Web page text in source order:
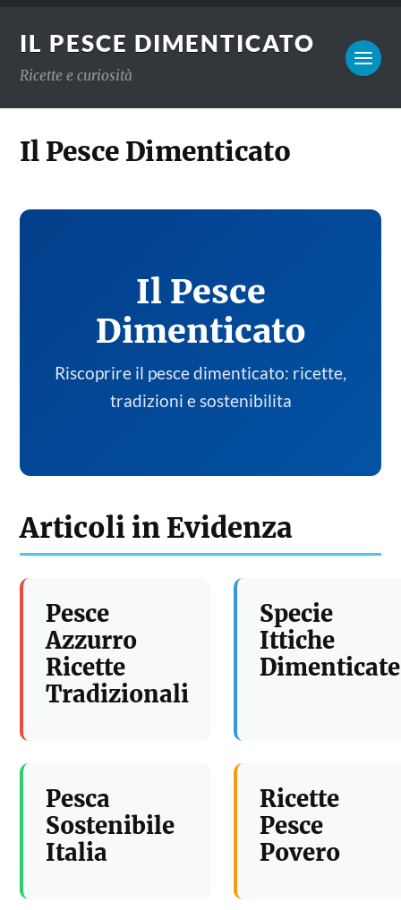
IL PESCE DIMENTICATO
Ricette e curiosità
Il Pesce Dimenticato
Il Pesce
Dimenticato
Riscoprire il pesce dimenticato: ricette,
tradizioni e sostenibilita
Articoli in Evidenza
Pesce
Azzurro
Ricette
Tradizionali
Specie
Ittiche
Dimenticate
Pesca
Sostenibile
Italia
Ricette
Pesce
Povero